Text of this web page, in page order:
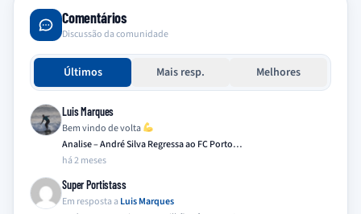
Comentários
Discussão da comunidade
Últimos Mais resp. Melhores
Luis Marques
Bem vindo de volta
Analise – André Silva Regressa ao FC Porto…
há 2 meses
Super Portistass
Em resposta a Luis Marques